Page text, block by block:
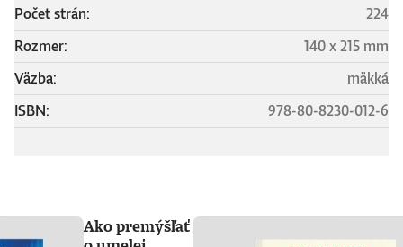
Počet strán:
224
Rozmer:
140 x 215 mm
Väzba:
mäkká
ISBN:
978-80-8230-012-6
Ako premýšľať